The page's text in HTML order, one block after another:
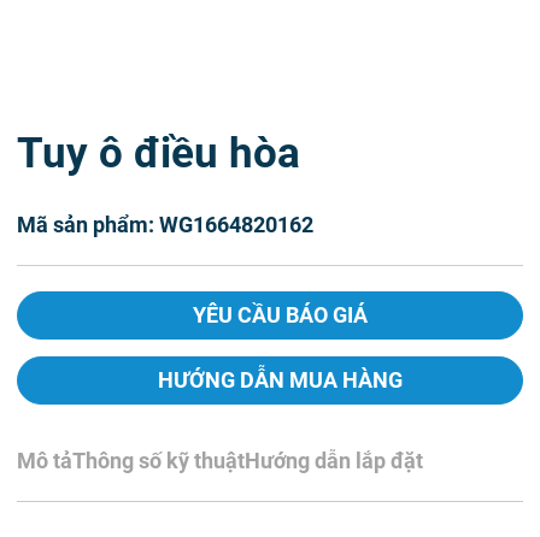
Tuy ô điều hòa
Mã sản phẩm: WG1664820162
YÊU CẦU BÁO GIÁ
HƯỚNG DẪN MUA HÀNG
Mô tảThông số kỹ thuậtHướng dẫn lắp đặt